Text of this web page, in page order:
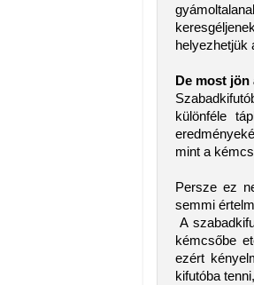
helyezhetjük
De most jön
különféle
mint a
Persze ez
semmi
A
kémcsőbe
ezért
kifutóba